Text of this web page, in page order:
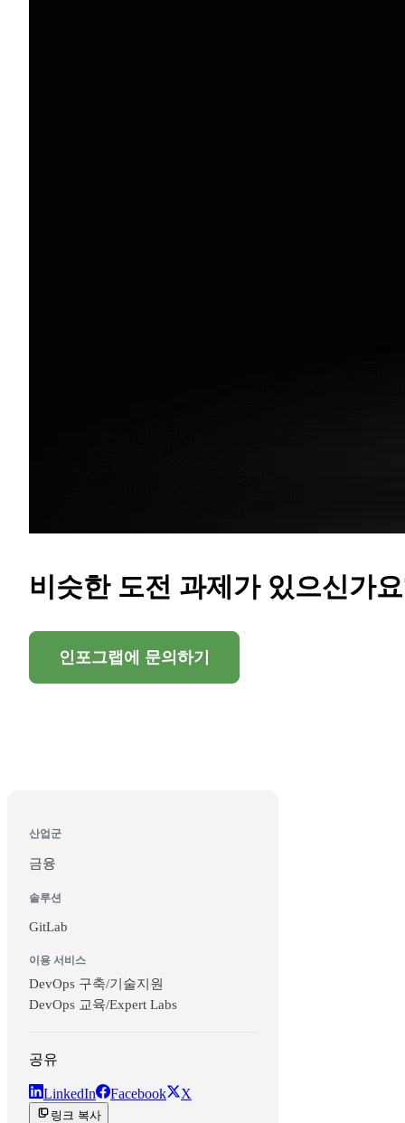
비슷한 도전 과제가 있으신가
인포그랩에 문의하기
산업군
금융
솔루션
GitLab
이용 서비스
DevOps 구축/기술지원
DevOps 교육/Expert Labs
공유
LinkedIn Facebook X
링크 복사